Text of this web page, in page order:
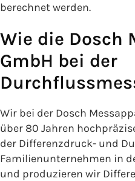
berechnet werden.
Wie die Dosch
GmbH bei der
Wir bei der Dosch
über 80 Jahren
der Differenzdruck- und
Familienunternehmen in
und produzieren wir